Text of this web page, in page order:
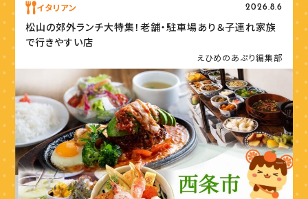
イタリアン 2026.8.6
松山の郊外ランチ大特集！老舗・駐車場あり＆子連れ家族
で行きやすい店
えひめのあぷり編集部